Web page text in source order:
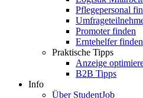
Pflegepersonal
Promoter finden
Erntehelfer finden
Praktische Tipps
Anzeige
B2B Tipps
Info
Über StudentJob